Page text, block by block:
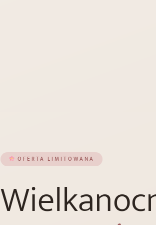
OFERTA LIMITOWANA